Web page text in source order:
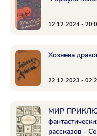
12.12.2024 -
Хозяева
22.12.2023 -
МИР
рассказов -